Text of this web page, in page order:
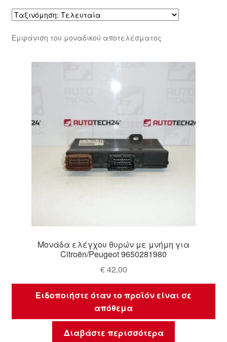
Εμφάνιση του μοναδικού αποτελέσματος
Μονάδα ελέγχου θυρών με μνήμη για
Citroën/Peugeot 9650281980
€42,00
Ειδοποιήστε όταν το προϊόν είναι σε
απόθεμα
Διαβάστε περισσότερα